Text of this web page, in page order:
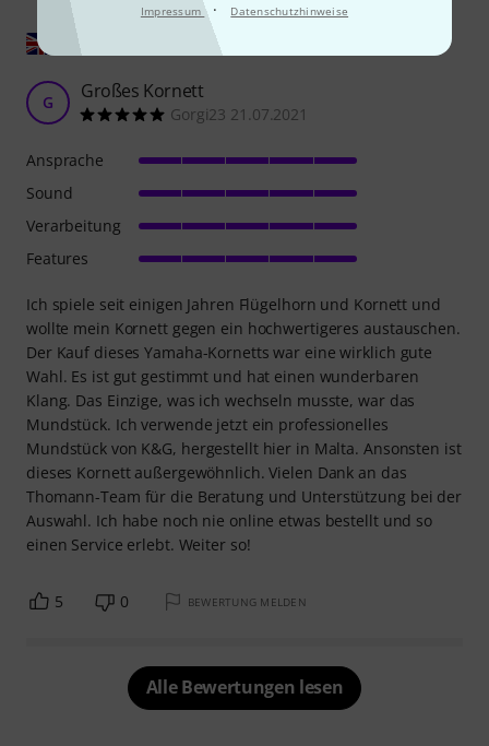
Impressum · Datenschutzhinweise
G Großes Kornett
Gorgi23 21.07.2021
Ich spiele seit einigen Jahren Flügelhorn und Kornett und
wollte mein Kornett gegen ein hochwertigeres austauschen.
Der Kauf dieses Yamaha-Kornetts war eine wirklich gute
Wahl. Es ist gut gestimmt und hat einen wunderbaren
Klang. Das Einzige, was ich wechseln musste, war das
Mundstück. Ich verwende jetzt ein professionelles
Mundstück von K&G, hergestellt hier in Malta. Ansonsten ist
dieses Kornett außergewöhnlich. Vielen Dank an das
Thomann-Team für die Beratung und Unterstützung bei der
Auswahl. Ich habe noch nie online etwas bestellt und so
einen Service erlebt. Weiter so!
Ansprache
Sound
Verarbeitung
Features
5 0 BEWERTUNG MELDEN
Alle Bewertungen lesen